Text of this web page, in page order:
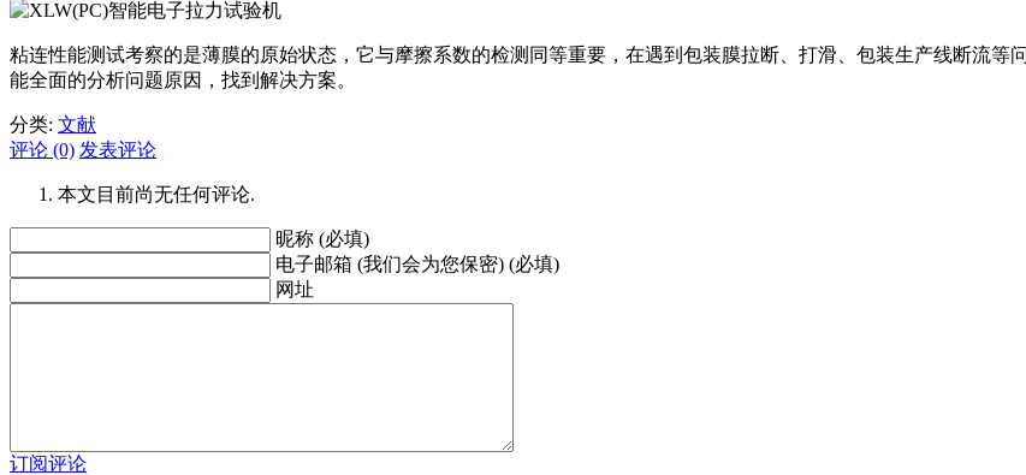
粘连性能测试考察的是薄膜的原始状态，它与摩擦系数的检测同等重要，在遇到包装膜拉断、打滑、包装生产线断流
能全面的分析问题原因，找到解决方案。
分类: 文献
评论 (0) 发表评论
本文目前尚无任何评论.
昵称 (必填)
电子邮箱 (我们会为您保密) (必填)
网址
订阅评论